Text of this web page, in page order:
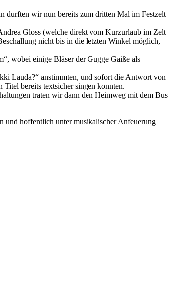
durften wir nun bereits zum dritten Mal im Festzelt
Gloss (welche direkt vom Kurzurlaub im Zelt
nicht bis in die letzten Winkel möglich,
wobei einige Bläser der Gugge Gaiße als
Lauda?“ anstimmten, und sofort die Antwort von
bereits textsicher singen konnten.
traten wir dann den Heimweg mit dem Bus
und hoffentlich unter musikalischer Anfeuerung